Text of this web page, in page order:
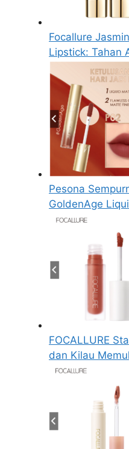
Focallure
Lipstick: Tahan
Pesona
GoldenAge
FOCALLURE
dan Kilau